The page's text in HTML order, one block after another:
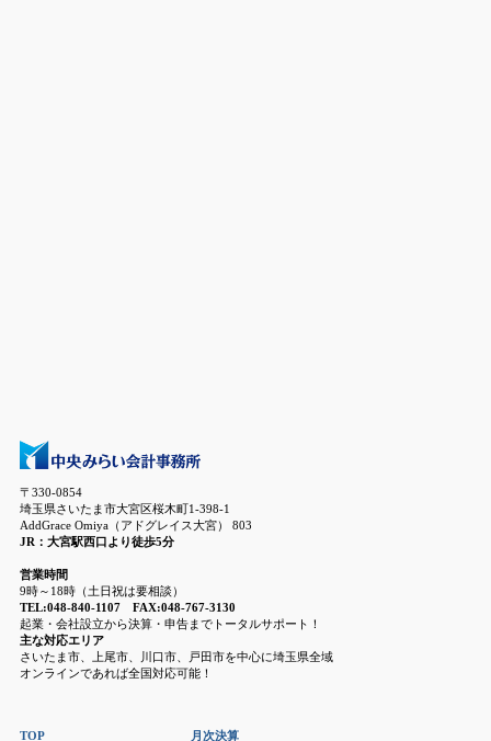
〒330-0854
埼玉県さいたま市大宮区桜木町1-398-1
AddGrace Omiya（アドグレイス大宮） 803
JR：大宮駅西口より徒歩5分
営業時間
9時～18時（土日祝は要相談）
TEL:048-840-1107 FAX:048-767-3130
起業・会社設立から決算・申告までトータルサポート！
主な対応エリア
さいたま市、上尾市、川口市、戸田市を中心に埼玉県全域
オンラインであれば全国対応可能！
TOP 月次決算